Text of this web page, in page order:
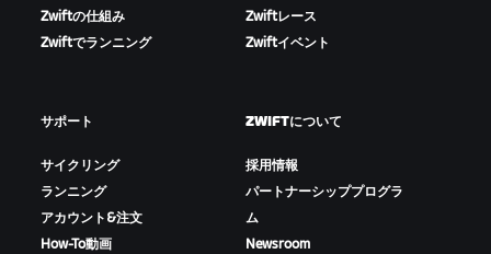
Zwiftの仕組み
Zwiftでランニング
Zwiftレース
Zwiftイベント
サポート
サイクリング
ランニング
アカウント&注文
How-To動画
ZWIFTについて
採用情報
パートナーシッププログラ
ム
Newsroom